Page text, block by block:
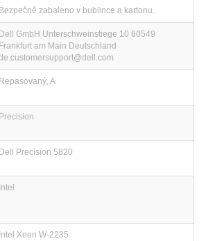
Bezpečně zabaleno v bublince a kartonu.
Dell GmbH Unterschweinstiege 10 60549
Frankfurt am Main Deutschland
Repasovaný, A
Precision
Dell Precision 5820
Intel
Intel Xeon W-2235